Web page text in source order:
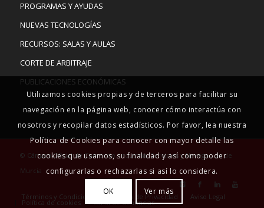
PROGRAMAS Y AYUDAS
NUEVAS TECNOLOGÍAS
RECURSOS: SALAS Y AULAS
CORTE DE ARBITRAJE
PUBLICACIONES ECONÓMICAS
© Cámara Oficial de Comercio, Industria, Servicios y Navegación de
Murcia
Términos y Condiciones Política de Privacidad Aviso Legal
Política de cookies Canal de denuncias
Utilizamos cookies propias y de terceros para facilitar su
navegación en la página web, conocer cómo interactúa con
nosotros y recopilar datos estadísticos. Por favor, lea nuestra
Política de Cookies para conocer con mayor detalle las
cookies que usamos, su finalidad y así como poder
configurarlas o rechazarlas si así lo considera.
OK Ver más